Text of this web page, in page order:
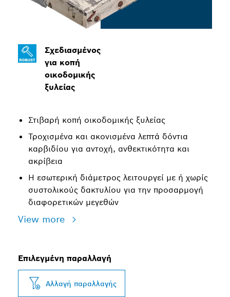
Σχεδιασμένος
για κοπή
οικοδομικής
ξυλείας
Στιβαρή κοπή οικοδομικής ξυλείας
Τροχισμένα και ακονισμένα λεπτά δόντια
καρβιδίου για αντοχή, ανθεκτικότητα και
ακρίβεια
Η εσωτερική διάμετρος λειτουργεί με ή χωρίς
συστολικούς δακτυλίου για την προσαρμογή
διαφορετικών μεγεθών
View more
Επιλεγμένη παραλλαγή
Αλλαγή παραλλαγής